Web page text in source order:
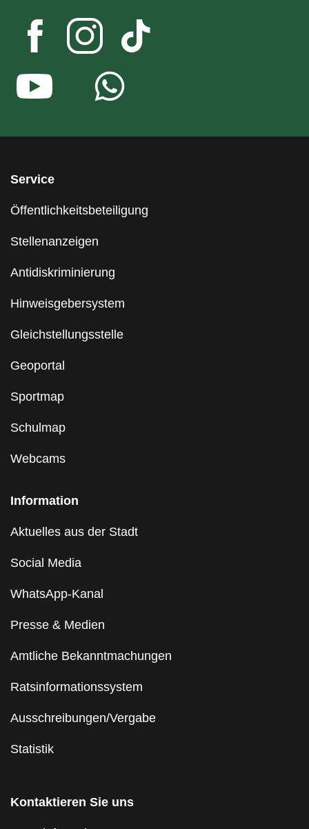
Service
Öffentlichkeitsbeteiligung
Stellenanzeigen
Antidiskriminierung
Hinweisgebersystem
Gleichstellungsstelle
Geoportal
Sportmap
Schulmap
Webcams
Information
Aktuelles aus der Stadt
Social Media
WhatsApp-Kanal
Presse & Medien
Amtliche Bekanntmachungen
Ratsinformationssystem
Ausschreibungen/Vergabe
Statistik
Kontaktieren Sie uns